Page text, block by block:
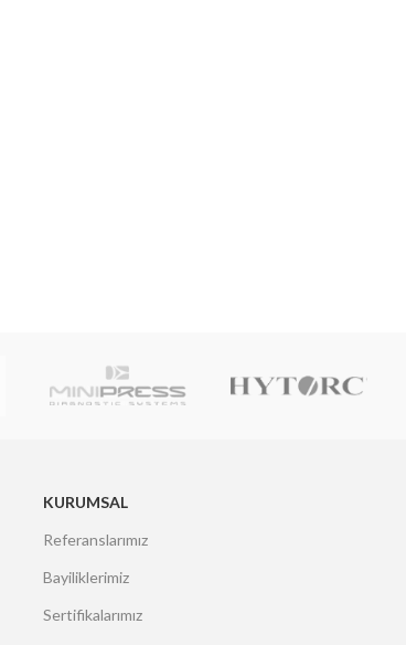
KURUMSAL
Referanslarımız
Bayiliklerimiz
Sertifikalarımız